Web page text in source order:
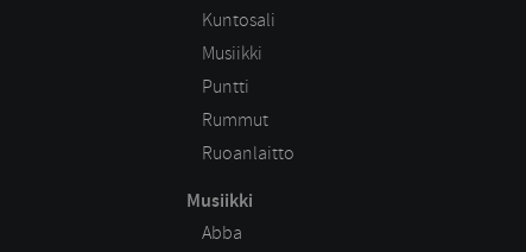
Kuntosali
Musiikki
Puntti
Rummut
Ruoanlaitto
Musiikki
Abba